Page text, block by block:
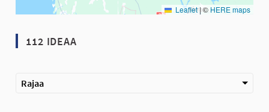
Leaflet |© HERE maps
112 IDEAA
Rajaa